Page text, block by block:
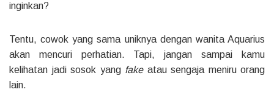
inginkan?
Tentu, cowok yang sama uniknya dengan wanita Aquarius
akan mencuri perhatian. Tapi, jangan sampai kamu
kelihatan jadi sosok yang fakeatau sengaja meniru orang
lain.